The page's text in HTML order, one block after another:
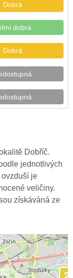
Dobrá
dobrá
Dobrá
Dobříč.
jednotlivých
je
veličiny.
získáváná ze
2